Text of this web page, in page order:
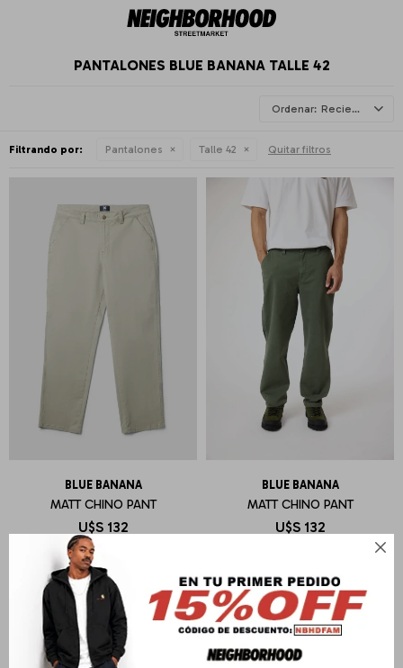

PANTALONES BLUE BANANA TALLE 42
Recientes
Filtrando por: Pantalones Talle 42 Quitar filtros
BLUE BANANA
MATT CHINO PANT
U$S 132
BLUE BANANA
MATT CHINO PANT
U$S 132